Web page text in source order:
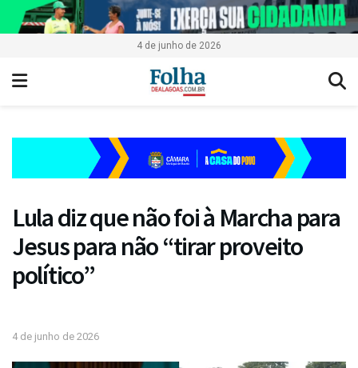
4 de junho de 2026
Lula diz que não foi à Marcha para
Jesus para não “tirar proveito
político”
4 de junho de 2026